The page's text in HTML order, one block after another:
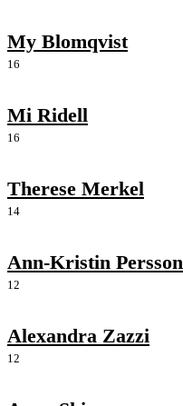
My Blomqvist
16
Mi Ridell
16
Therese Merkel
14
Ann-Kristin Persson
12
Alexandra Zazzi
12